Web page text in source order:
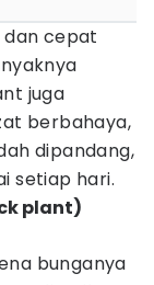
dan cepat
juga
berbahaya,
dipandang,
setiap hari.
plant)
bunganya